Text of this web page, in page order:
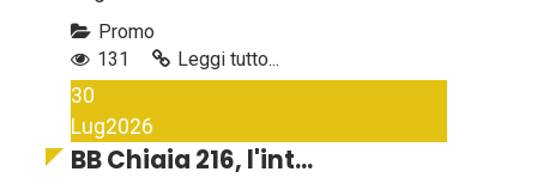
Promo
131
Leggi tutto...
30
Lug2026
BB Chiaia 216, l'int...